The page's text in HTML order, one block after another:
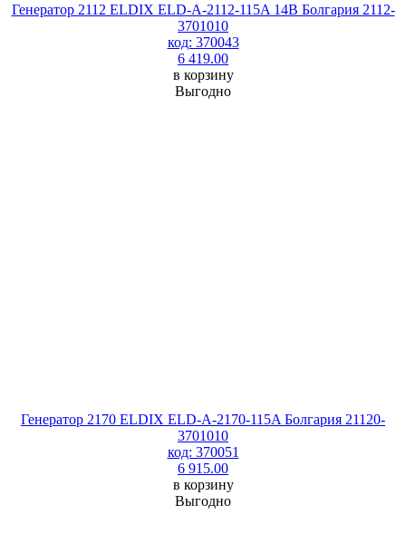
Генератор 2112 ELDIX ELD-A-2112-115A 14В Болгария 2112-
3701010
код: 370043
6 419.00
в корзину
Выгодно
Генератор 2170 ELDIX ELD-A-2170-115A Болгария 21120-
3701010
код: 370051
6 915.00
в корзину
Выгодно